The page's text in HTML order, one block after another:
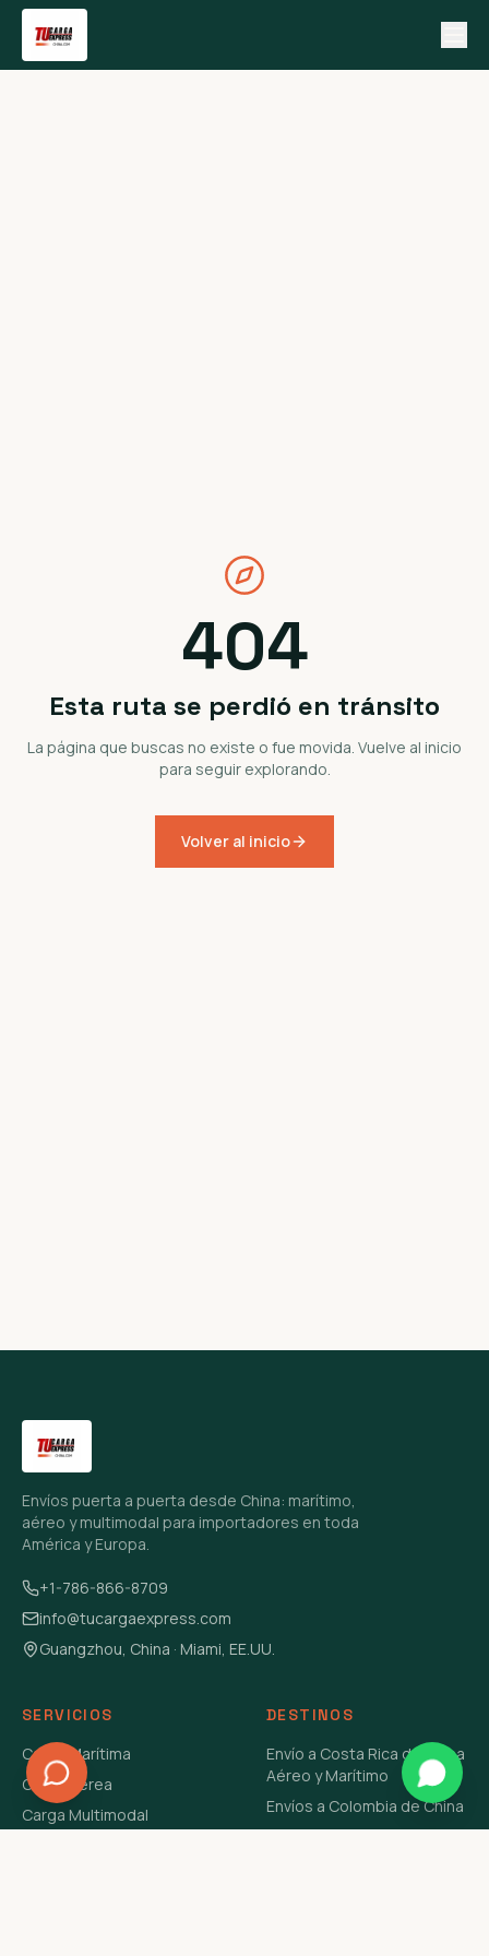
404
Esta ruta se perdió en tránsito
La página que buscas no existe o fue movida. Vuelve al inicio
para seguir explorando.
Volver al inicio
Envíos puerta a puerta desde China: marítimo,
aéreo y multimodal para importadores en toda
América y Europa.
+1-786-866-8709
info@tucargaexpress.com
Guangzhou, China · Miami, EE.UU.
SERVICIOS
Carga Marítima
Carga Aérea
Carga Multimodal
DESTINOS
Envío a Costa Rica de China
Aéreo y Marítimo
Envíos a Colombia de China